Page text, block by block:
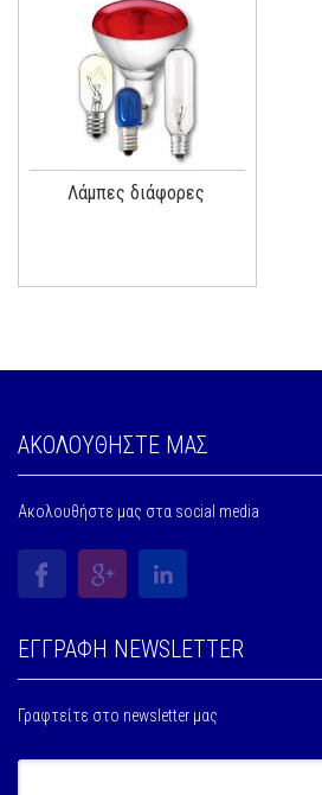
Λάμπες διάφορες
ΑΚΟΛΟΥΘΗΣΤΕ ΜΑΣ
Ακολουθήστε μας στα social media
ΕΓΓΡΑΦΗ NEWSLETTER
Γραφτείτε στο newsletter μας